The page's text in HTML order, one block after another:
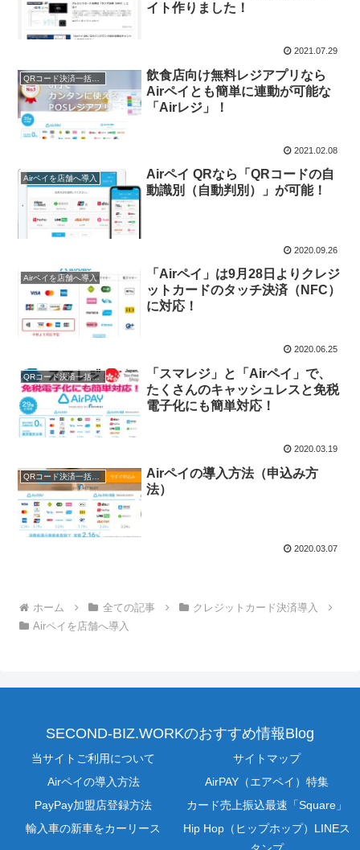
イト作りました！
2021.07.29
QRコード決済一括導入
飲食店向け無料レジアプリなら
Airペイとも簡単に連動が可能な
「Airレジ」！
2021.02.08
Airペイを店舗へ導入
Airペイ QRなら「QRコードの自
動識別（自動判別）」が可能！
2020.09.26
Airペイを店舗へ導入
「Airペイ」は9月28日よりクレジ
ットカードのタッチ決済（NFC）
に対応！
2020.06.25
QRコード決済一括導入
「スマレジ」と「Airペイ」で、
たくさんのキャッシュレスと免税
電子化にも簡単対応！
2020.03.19
QRコード決済一括導入
Airペイの導入方法（申込み方
法）
2020.03.07
ホーム 全ての記事
クレジットカード決済導入
Airペイを店舗へ導入
SECOND-BIZ.WORKのおすすめ情報Blog
当サイトご利用について
サイトマップ
Airペイの導入方法
AirPAY（エアペイ）特集
PayPay加盟店登録方法
カード売上振込最速「Square」
輸入車の新車をカーリース
Hip Hop（ヒップホップ）LINEス